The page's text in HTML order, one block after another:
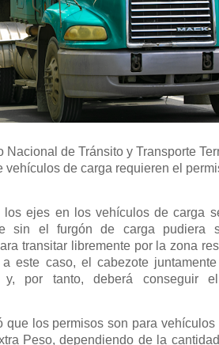
Nacional de Tránsito y Transporte
de carga requieren el
ejes en los vehículos de carga
sin el furgón de carga
transitar libremente por la zona
este caso, el cabezote
por tanto, deberá conseguir
que los permisos son para
Peso, dependiendo de la